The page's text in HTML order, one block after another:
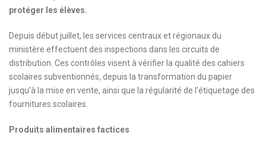
protéger les élèves.
Depuis début juillet, les services centraux et régionaux du
ministère effectuent des inspections dans les circuits de
distribution. Ces contrôles visent à vérifier la qualité des cahiers
scolaires subventionnés, depuis la transformation du papier
jusqu’à la mise en vente, ainsi que la régularité de l’étiquetage des
fournitures scolaires.
Produits alimentaires factices